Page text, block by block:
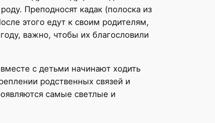
Преподносят кадак (полоска из
этого едут к своим родителям,
важно, чтобы их благословили
с детьми начинают ходить
родственных связей и
самые светлые и